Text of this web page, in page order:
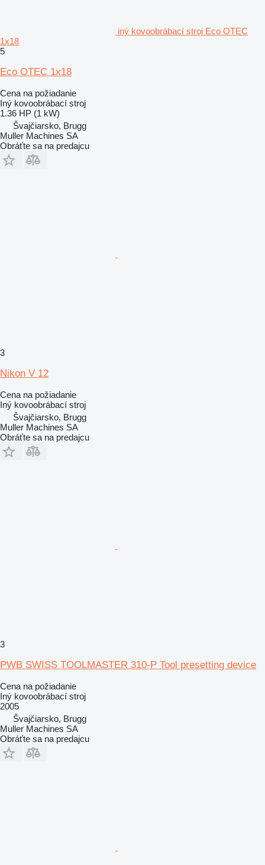
iný kovoobrábací stroj Eco OTEC
1x18
5
Eco OTEC 1x18
Cena na požiadanie
Iný kovoobrábací stroj
1.36 HP (1 kW)
Švajčiarsko, Brugg
Muller Machines SA
Obráťte sa na predajcu
3
Nikon V 12
Cena na požiadanie
Iný kovoobrábací stroj
Švajčiarsko, Brugg
Muller Machines SA
Obráťte sa na predajcu
3
PWB SWISS TOOLMASTER 310-P Tool presetting device
Cena na požiadanie
Iný kovoobrábací stroj
2005
Švajčiarsko, Brugg
Muller Machines SA
Obráťte sa na predajcu